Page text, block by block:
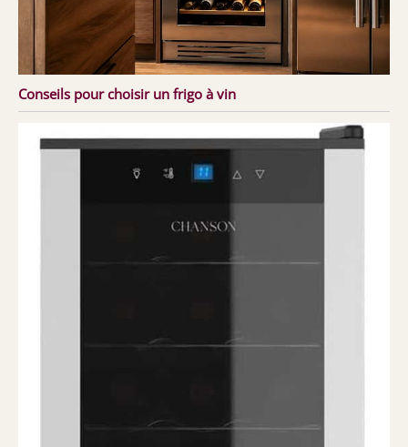
Conseils pour choisir un frigo à vin